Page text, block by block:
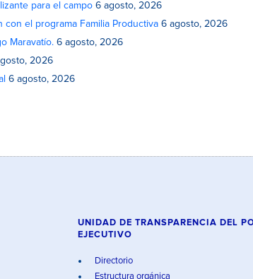
para el campo 6 agosto, 2026
con el programa Familia Productiva 6 agosto, 2026
Maravatío. 6 agosto, 2026
2026
6 agosto, 2026
UNIDAD DE TRANSPARENCIA DEL
EJECUTIVO
Directorio
Estructura orgánica